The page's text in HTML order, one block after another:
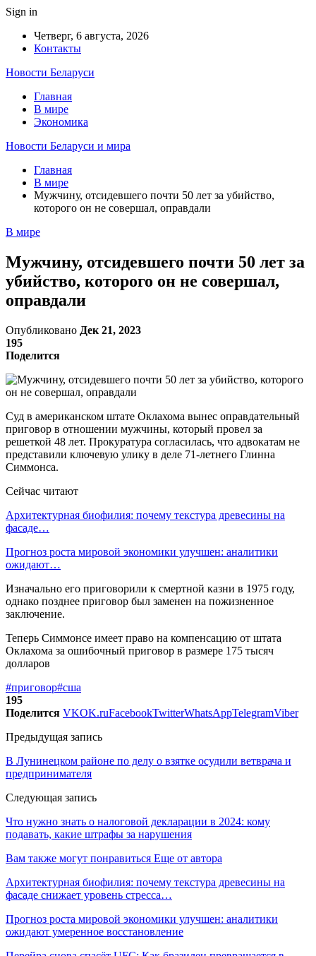
Sign in
Четверг, 6 августа, 2026
Контакты
Новости Беларуси
Главная
В мире
Экономика
Новости Беларуси и мира
Главная
В мире
Мужчину, отсидевшего почти 50 лет за убийство,
которого он не совершал, оправдали
В мире
Мужчину, отсидевшего почти 50 лет за
убийство, которого он не совершал,
оправдали
Опубликовано Дек 21, 2023
195
Поделится
Суд в американском штате Оклахома вынес оправдательный
приговор в отношении мужчины, который провел за
решеткой 48 лет. Прокуратура согласилась, что адвокатам не
представили ключевую улику в деле 71-летнего Глинна
Симмонса.
Сейчас читают
Архитектурная биофилия: почему текстура древесины на
фасаде…
Прогноз роста мировой экономики улучшен: аналитики
ожидают…
Изначально его приговорили к смертной казни в 1975 году,
однако позднее приговор был заменен на пожизненное
заключение.
Теперь Симмонсе имеет право на компенсацию от штата
Оклахома за ошибочный приговор в размере 175 тысяч
долларов
#приговор#сша
195
Поделится VKOK.ruFacebookTwitterWhatsAppTelegramViber
Предыдущая запись
В Лунинецком районе по делу о взятке осудили ветврача и
предпринимателя
Следующая запись
Что нужно знать о налоговой декларации в 2024: кому
подавать, какие штрафы за нарушения
Вам также могут понравиться Еще от автора
Архитектурная биофилия: почему текстура древесины на
фасаде снижает уровень стресса…
Прогноз роста мировой экономики улучшен: аналитики
ожидают умеренное восстановление